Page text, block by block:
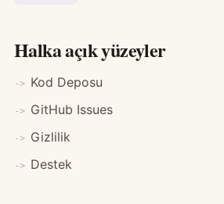
Halka açık yüzeyler
Kod Deposu
GitHub Issues
Gizlilik
Destek